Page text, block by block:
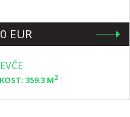
EUR
359.3 M2